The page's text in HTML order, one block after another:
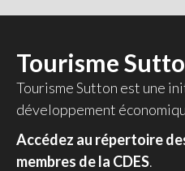
Tourisme
Tourisme Sutton est une
développement
Accédez au répertoire
membres de la CDES.